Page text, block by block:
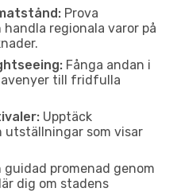
Prova
regionala varor på
Fånga andan i
till fridfulla
Upptäck
utställningar som visar
guidad promenad genom
dig om stadens